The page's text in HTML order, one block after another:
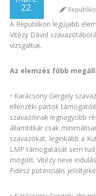
22.
A Republikon legújabb
Vitézy Dávid
vizsgáltuk.
Az elemzés főbb
• Karácsony Gergely
ellenzéki pártok
szavazóinak legnagyobb
államtitkár csak
szavazókat, leginkább a
LMP támogatását sem
mögött. Vitézy neve
Fidesz potenciális